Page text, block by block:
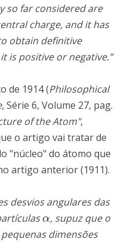
so far considered are
charge, and it has
obtain definitive
is positive or negative.”
de 1914 (Philosophical
, Série 6, Volume 27, pag.
of the Atom",
o artigo vai tratar de
"núcleo" do átomo que
artigo anterior (1911).
desvios angulares das
α
α , supuz que o
dimensões